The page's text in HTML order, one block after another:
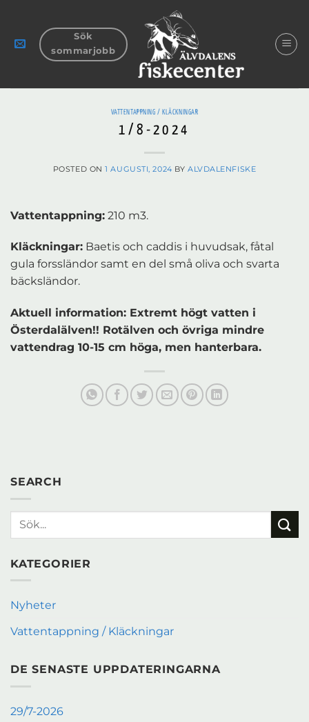
content
Sök
sommarjobb
VATTENTAPPNING / KLÄCKNINGAR
1/8-2024
POSTED ON1 AUGUSTI, 2024 BY ALVDALENFISKE
Vattentappning: 210 m3.
Kläckningar: Baetis och caddis i huvudsak, fåtal
gula forssländor samt en del små oliva och svarta
bäcksländor.
Aktuell information: Extremt högt vatten i
Österdalälven!! Rotälven och övriga mindre
vattendrag 10-15 cm höga, men hanterbara.
SEARCH
KATEGORIER
Nyheter
Vattentappning / Kläckningar
DE SENASTE UPPDATERINGARNA
29/7-2026